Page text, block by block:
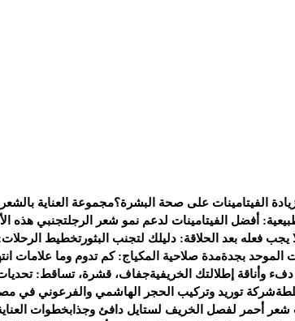
الفيتامينات على صحة البشرة؟مجموعة العناية
أفضل الفيتامينات لدعم نمو شعر الرجلتجنبي هذه
يجب فعله بعد الحلاقة: دليلك لتجنب البثورتخطيط
الموحد بجدةمدة صلاحية المكياج: كم تدوم وما علامات
وأناقة إطلالتك الخريفيةجفاف، قشرة، تساقط:
شركة توريد وتركيب الحجر الهاشمي والفرعوني في
أحمر لفصل الخريف لستايل دافئ وجذابخطوات